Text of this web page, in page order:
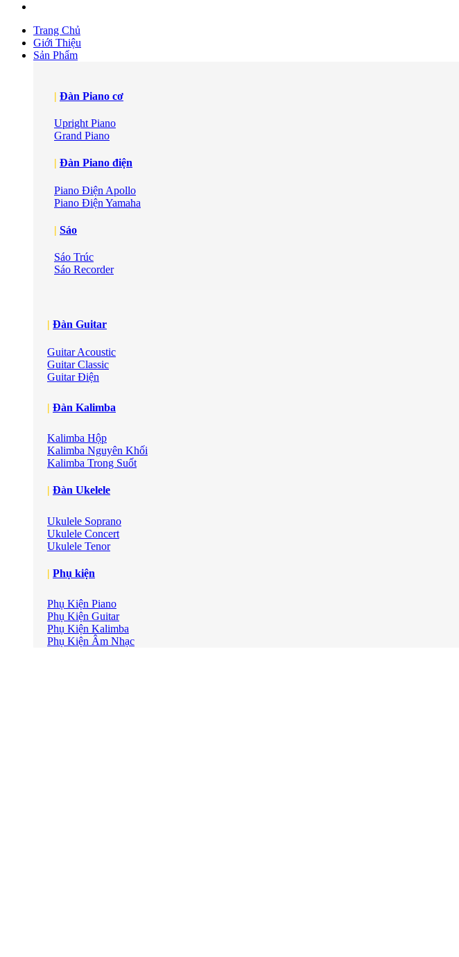
Trang Chủ
Giới Thiệu
Sản Phẩm
| Đàn Piano cơ
Upright Piano
Grand Piano
| Đàn Piano điện
Piano Điện Apollo
Piano Điện Yamaha
| Sáo
Sáo Trúc
Sáo Recorder
| Đàn Guitar
Guitar Acoustic
Guitar Classic
Guitar Điện
| Đàn Kalimba
Kalimba Hộp
Kalimba Nguyên Khối
Kalimba Trong Suốt
Đàn Ukelele
Ukulele Soprano
Ukulele Concert
Ukulele Tenor
| Phụ kiện
Phụ Kiện Piano
Phụ Kiện Guitar
Phụ Kiện Kalimba
Phụ Kiện Âm Nhạc